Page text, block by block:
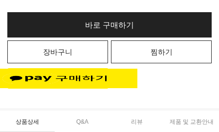
바로 구매하기
장바구니 찜하기
상품상세 Q&A 리뷰 제품 및 교환안내